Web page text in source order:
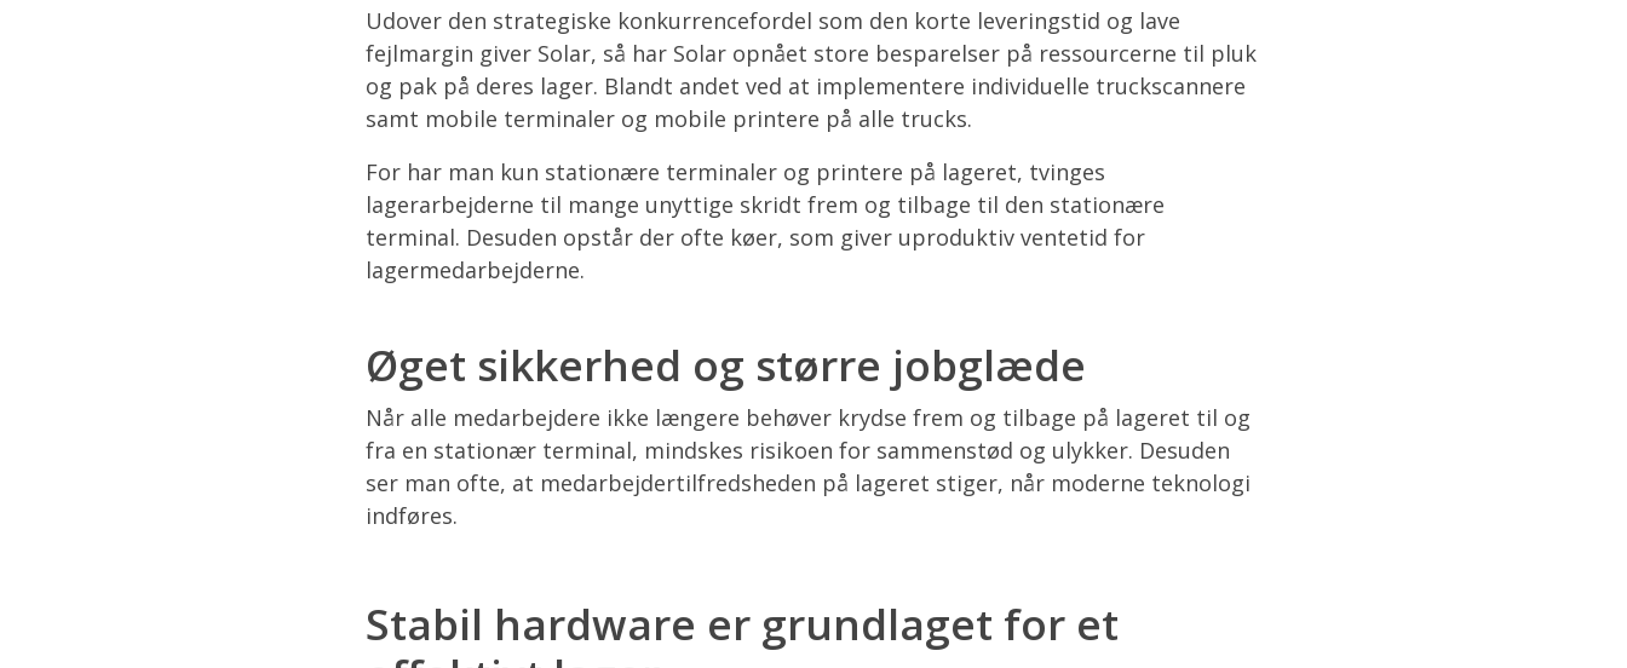
Udover den strategiske konkurrencefordel som den korte leveringstid og lave
fejlmargin giver Solar, så har Solar opnået store besparelser på ressourcerne til pluk
og pak på deres lager. Blandt andet ved at implementere individuelle truckscannere
samt mobile terminaler og mobile printere på alle trucks.
For har man kun stationære terminaler og printere på lageret, tvinges
lagerarbejderne til mange unyttige skridt frem og tilbage til den stationære
terminal. Desuden opstår der ofte køer, som giver uproduktiv ventetid for
lagermedarbejderne.
Øget sikkerhed og større jobglæde
Når alle medarbejdere ikke længere behøver krydse frem og tilbage på lageret til og
fra en stationær terminal, mindskes risikoen for sammenstød og ulykker. Desuden
ser man ofte, at medarbejdertilfredsheden på lageret stiger, når moderne teknologi
indføres.
Stabil hardware er grundlaget for et